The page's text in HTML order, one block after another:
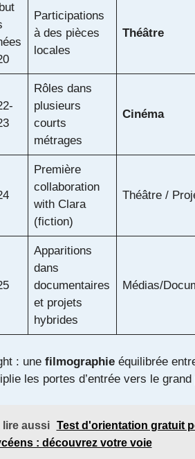
Participations
à des pièces
locales
Théâtre
Rôles dans
plusieurs
courts
métrages
Cinéma
Première
collaboration
with Clara
(fiction)
Théâtre /
Apparitions
dans
documentaires
et projets
hybrides
Médias/
: une filmographieéquilibrée
les portes d’entrée vers le grand
lire aussi
Test d'orientation gratuit
: découvrez votre voie